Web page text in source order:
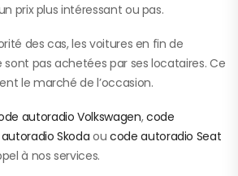
prix plus intéressant ou pas.
des cas, les voitures en fin de
sont pas achetées par ses locataires. Ce
le marché de l’occasion.
autoradio Volkswagen,code
Skodaoucode autoradio Seat
à nos services.